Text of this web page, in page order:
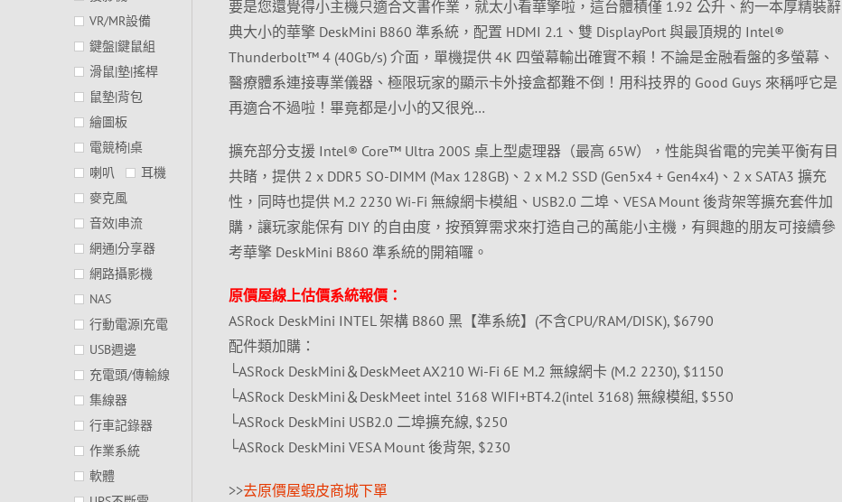
要是您還覺得小主機只適合文書作業，就太小看華擎啦，這台體積僅 1.92 公升、約一本厚精裝辭
典大小的華擎 DeskMini B860 準系統，配置 HDMI 2.1、雙 DisplayPort 與最頂規的 Intel®
Thunderbolt™ 4 (40Gb/s) 介面，單機提供 4K 四螢幕輸出確實不賴！不論是金融看盤的多螢幕、
醫療體系連接專業儀器、極限玩家的顯示卡外接盒都難不倒！用科技界的 Good Guys 來稱呼它是
再適合不過啦！畢竟都是小小的又很兇…
擴充部分支援 Intel® Core™ Ultra 200S 桌上型處理器（最高 65W），性能與省電的完美平衡有目
共睹，提供 2 x DDR5 SO-DIMM (Max 128GB)、2 x M.2 SSD (Gen5x4 + Gen4x4)、2 x SATA3 擴充
性，同時也提供 M.2 2230 Wi-Fi 無線網卡模組、USB2.0 二埠、VESA Mount 後背架等擴充套件加
購，讓玩家能保有 DIY 的自由度，按預算需求來打造自己的萬能小主機，有興趣的朋友可接續參
考華擎 DeskMini B860 準系統的開箱囉。
原價屋線上估價系統報價：
ASRock DeskMini INTEL 架構 B860 黑【準系統】(不含CPU/RAM/DISK), $6790
配件類加購：
└ASRock DeskMini＆DeskMeet AX210 Wi-Fi 6E M.2 無線網卡 (M.2 2230), $1150
└ASRock DeskMini＆DeskMeet intel 3168 WIFI+BT4.2(intel 3168) 無線模組, $550
└ASRock DeskMini USB2.0 二埠擴充線, $250
└ASRock DeskMini VESA Mount 後背架, $230
>>去原價屋蝦皮商城下單
VR/MR設備
鍵盤|鍵鼠組
滑鼠|墊|搖桿
鼠墊|背包
繪圖板
電競椅|桌
喇叭
耳機
麥克風
音效|串流
網通|分享器
網路攝影機
NAS
行動電源|充電
USB週邊
充電頭/傳輸線
集線器
行車記錄器
作業系統
軟體